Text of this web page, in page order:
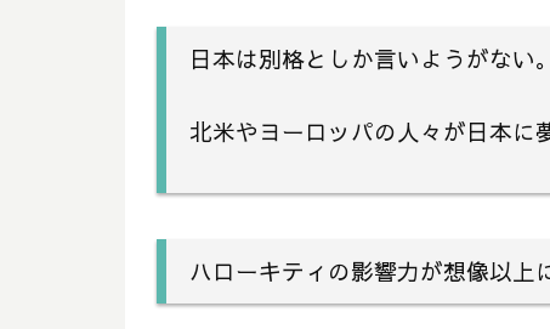
日本は別格としか言いようがない。
北米やヨーロッパの人々が日本に
ハローキティの影響力が想像以上